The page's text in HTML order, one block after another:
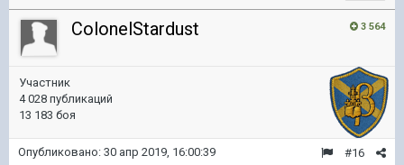
3 564
ColonelStardust
Участник
4 028 публикаций
13 183 боя
#16
Опубликовано: 30 апр 2019, 16:00:39